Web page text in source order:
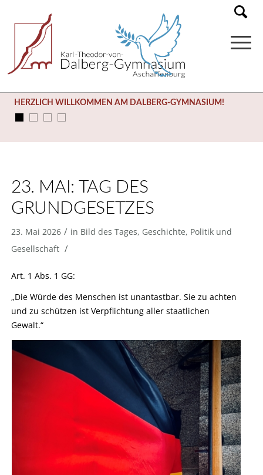
HERZLICH WILLKOMMEN AM DALBERG-GYMNASIUM!
23. MAI: TAG DES
GRUNDGESETZES
23. Mai 2026 / in Bild des Tages, Geschichte, Politik und
Gesellschaft /
Art. 1 Abs. 1 GG:
„Die Würde des Menschen ist unantastbar. Sie zu achten
und zu schützen ist Verpflichtung aller staatlichen
Gewalt.“